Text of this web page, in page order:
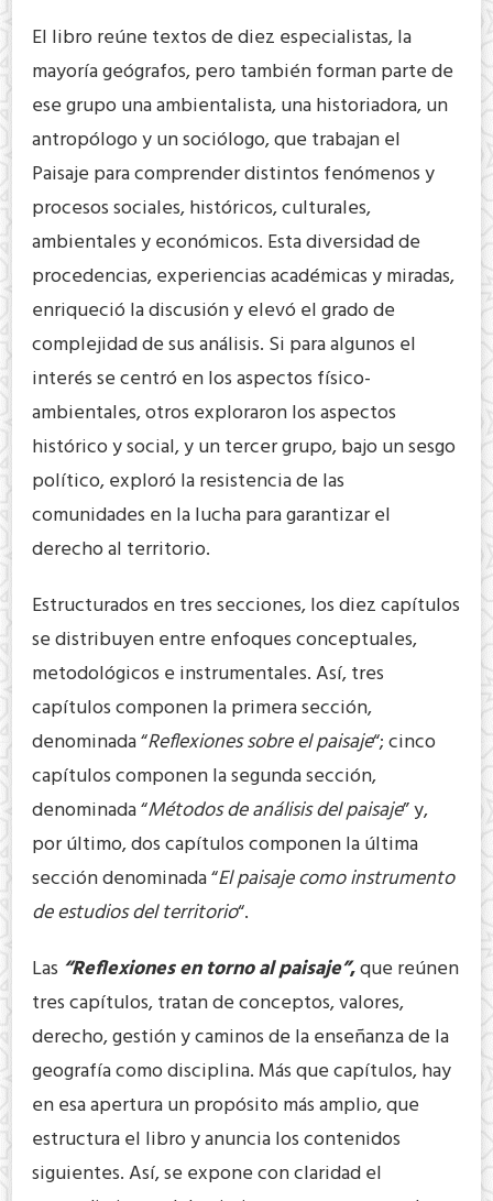
El libro reúne textos de diez especialistas, la
mayoría geógrafos, pero también forman parte de
ese grupo una ambientalista, una historiadora, un
antropólogo y un sociólogo, que trabajan el
Paisaje para comprender distintos fenómenos y
procesos sociales, históricos, culturales,
ambientales y económicos. Esta diversidad de
procedencias, experiencias académicas y miradas,
enriqueció la discusión y elevó el grado de
complejidad de sus análisis. Si para algunos el
interés se centró en los aspectos físico-
ambientales, otros exploraron los aspectos
histórico y social, y un tercer grupo, bajo un sesgo
político, exploró la resistencia de las
comunidades en la lucha para garantizar el
derecho al territorio.
Estructurados en tres secciones, los diez capítulos
se distribuyen entre enfoques conceptuales,
metodológicos e instrumentales. Así, tres
capítulos componen la primera sección,
denominada “Reflexiones sobre el paisaje“; cinco
capítulos componen la segunda sección,
denominada “Métodos de análisis del paisaje” y,
por último, dos capítulos componen la última
sección denominada “El paisaje como instrumento
de estudios del territorio“.
Las “Reflexiones en torno al paisaje”,que reúnen
tres capítulos, tratan de conceptos, valores,
derecho, gestión y caminos de la enseñanza de la
geografía como disciplina. Más que capítulos, hay
en esa apertura un propósito más amplio, que
estructura el libro y anuncia los contenidos
siguientes. Así, se expone con claridad el